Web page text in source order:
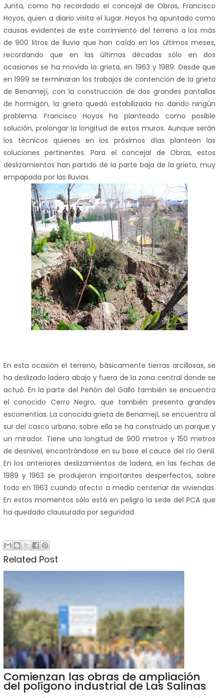
Junta, como ha recordado el concejal de Obras, Francisco
Hoyos, quien a diario visita el lugar. Hoyos ha apuntado como
causas evidentes de este corrimiento del terreno a los más
de 900 litros de lluvia que han caído en los últimos meses,
recordando que en las últimas décadas sólo en dos
ocasiones se ha movido la grieta, en 1963 y 1989. Desde que
en 1999 se terminaran los trabajos de contención de la grieta
de Benamejí, con la construcción de dos grandes pantallas
de hormigón, la grieta quedó estabilizada no dando ningún
problema. Francisco Hoyos ha planteado como posible
solución, prolongar la longitud de estos muros. Aunque serán
los técnicos quienes en los próximos días planteen las
soluciones pertinentes. Para el concejal de Obras, estos
deslizamientos han partido de la parte baja de la grieta, muy
empapada por las lluvias.
En esta ocasión el terreno, básicamente tierras arcillosas, se
ha deslizado ladera abajo y fuera de la zona central donde se
actuó. En la parte del Peñón del Gallo también se encuentra
el conocido Cerro Negro, que también presenta grandes
escorrentías. La conocida grieta de Benamejí, se encuentra al
sur del casco urbano, sobre ella se ha construido un parque y
un mirador. Tiene una longitud de 900 metros y 150 metros
de desnivel, encontrándose en su base el cauce del río Genil.
En los anteriores deslizamientos de ladera, en las fechas de
1989 y 1963 se produjeron importantes desperfectos, sobre
todo en 1963 cuando afecto a medio centenar de viviendas.
En estos momentos sólo está en peligro la sede del PCA que
ha quedado clausurada por seguridad.
Related Post
Comienzan las obras de ampliación
del polígono industrial de Las Salinas